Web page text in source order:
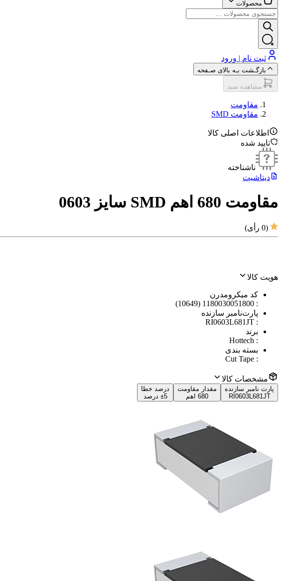
محصولات
ثبت نام | ورود
بازگـشت بـه بالای صـفحه
مشاهده سبد
مقاومت‌
مقاومت SMD
اطلاعات اصلی کالا
تایید شده
ناشناخته
دیتاشیت
مقاومت 680 اهم SMD سایز 0603
(
0 رأی)
هویت کالا
کد میکرومدرن
:
1180030051800 (10649)
پارت‌نامبر سازنده
:
RI0603L681JT
برند
:
Hottech
بسته بندی
:
Cut Tape
مشخصات کالا
پارت نامبر سازنده
RI0603L681JT
مقدار مقاومت
680 اهم
درصد خطا
±5 درصد